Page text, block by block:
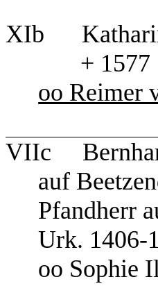
XIb
+ 1577
oo Reimer
VIIc
auf
Pfandherr
Urk.
oo Sophie